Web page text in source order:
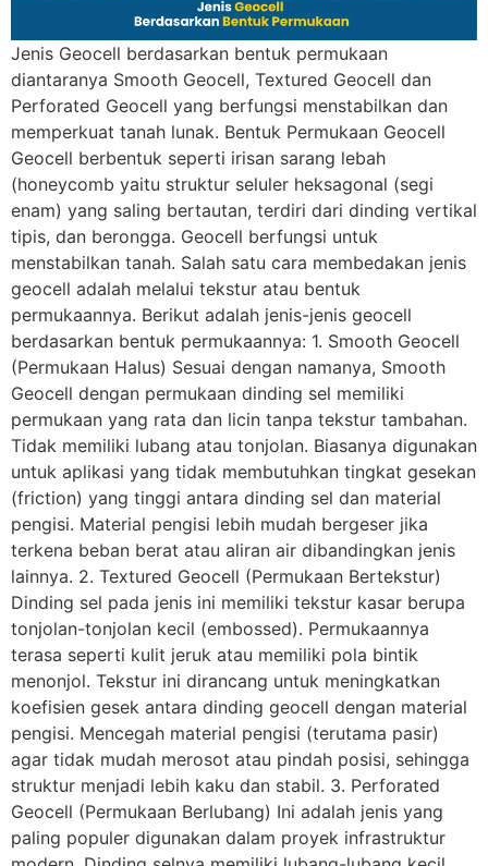
Jenis Geocell berdasarkan bentuk permukaan
diantaranya Smooth Geocell, Textured Geocell dan
Perforated Geocell yang berfungsi menstabilkan dan
memperkuat tanah lunak. Bentuk Permukaan Geocell
Geocell berbentuk seperti irisan sarang lebah
(honeycomb yaitu struktur seluler heksagonal (segi
enam) yang saling bertautan, terdiri dari dinding vertikal
tipis, dan berongga. Geocell berfungsi untuk
menstabilkan tanah. Salah satu cara membedakan jenis
geocell adalah melalui tekstur atau bentuk
permukaannya. Berikut adalah jenis-jenis geocell
berdasarkan bentuk permukaannya: 1. Smooth Geocell
(Permukaan Halus) Sesuai dengan namanya, Smooth
Geocell dengan permukaan dinding sel memiliki
permukaan yang rata dan licin tanpa tekstur tambahan.
Tidak memiliki lubang atau tonjolan. Biasanya digunakan
untuk aplikasi yang tidak membutuhkan tingkat gesekan
(friction) yang tinggi antara dinding sel dan material
pengisi. Material pengisi lebih mudah bergeser jika
terkena beban berat atau aliran air dibandingkan jenis
lainnya. 2. Textured Geocell (Permukaan Bertekstur)
Dinding sel pada jenis ini memiliki tekstur kasar berupa
tonjolan-tonjolan kecil (embossed). Permukaannya
terasa seperti kulit jeruk atau memiliki pola bintik
menonjol. Tekstur ini dirancang untuk meningkatkan
koefisien gesek antara dinding geocell dengan material
pengisi. Mencegah material pengisi (terutama pasir)
agar tidak mudah merosot atau pindah posisi, sehingga
struktur menjadi lebih kaku dan stabil. 3. Perforated
Geocell (Permukaan Berlubang) Ini adalah jenis yang
paling populer digunakan dalam proyek infrastruktur